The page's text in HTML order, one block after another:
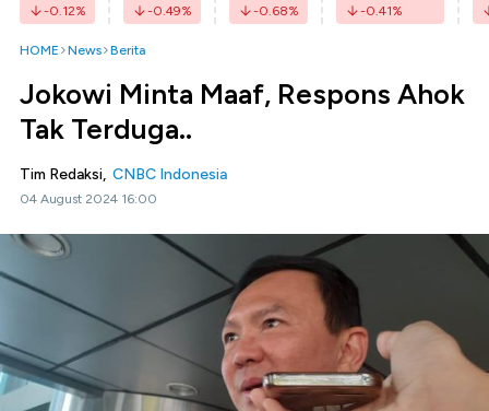
-0.12% -0.49% -0.68% -0.41%
HOME News Berita
Jokowi Minta Maaf, Respons Ahok
Tak Terduga..
Tim Redaksi, CNBC Indonesia
04 August 2024 16:00